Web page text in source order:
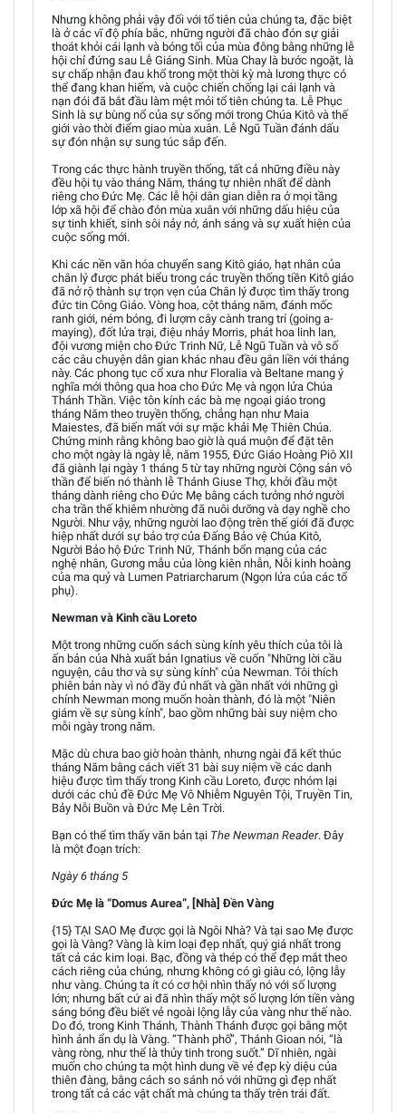
Nhưng không phải vậy đối với tổ tiên của chúng ta, đặc biệt
là ở các vĩ độ phía bắc, những người đã chào đón sự giải
thoát khỏi cái lạnh và bóng tối của mùa đông bằng những lễ
hội chỉ đứng sau Lễ Giáng Sinh. Mùa Chay là bước ngoặt, là
sự chấp nhận đau khổ trong một thời kỳ mà lương thực có
thể đang khan hiếm, và cuộc chiến chống lại cái lạnh và
nạn đói đã bắt đầu làm mệt mỏi tổ tiên chúng ta. Lễ Phục
Sinh là sự bùng nổ của sự sống mới trong Chúa Kitô và thế
giới vào thời điểm giao mùa xuân. Lễ Ngũ Tuần đánh dấu
sự đón nhận sự sung túc sắp đến.
Trong các thực hành truyền thống, tất cả những điều này
đều hội tụ vào tháng Năm, tháng tự nhiên nhất để dành
riêng cho Đức Mẹ. Các lễ hội dân gian diễn ra ở mọi tầng
lớp xã hội để chào đón mùa xuân với những dấu hiệu của
sự tinh khiết, sinh sôi nảy nở, ánh sáng và sự xuất hiện của
cuộc sống mới.
Khi các nền văn hóa chuyển sang Kitô giáo, hạt nhân của
chân lý được phát biểu trong các truyền thống tiền Kitô giáo
đã nở rộ thành sự trọn vẹn của Chân lý được tìm thấy trong
đức tin Công Giáo. Vòng hoa, cột tháng năm, đánh mốc
ranh giới, ném bóng, đi lượm cây cành trang trí (going a-
maying), đốt lửa trại, điệu nhảy Morris, phát hoa linh lan,
đội vương miện cho Đức Trinh Nữ, Lễ Ngũ Tuần và vô số
các câu chuyện dân gian khác nhau đều gắn liền với tháng
này. Các phong tục cổ xưa như Floralia và Beltane mang ý
nghĩa mới thông qua hoa cho Đức Mẹ và ngọn lửa Chúa
Thánh Thần. Việc tôn kính các bà mẹ ngoại giáo trong
tháng Năm theo truyền thống, chẳng hạn như Maia
Maiestes, đã biến mất với sự mặc khải Mẹ Thiên Chúa.
Chứng minh rằng không bao giờ là quá muộn để đặt tên
cho một ngày là ngày lễ, năm 1955, Đức Giáo Hoàng Piô XII
đã giành lại ngày 1 tháng 5 từ tay những người Cộng sản vô
thần để biến nó thành lễ Thánh Giuse Thợ, khởi đầu một
tháng dành riêng cho Đức Mẹ bằng cách tưởng nhớ người
cha trần thế khiêm nhường đã nuôi dưỡng và dạy nghề cho
Người. Như vậy, những người lao động trên thế giới đã được
hiệp nhất dưới sự bảo trợ của Đấng Bảo vệ Chúa Kitô,
Người Bảo hộ Đức Trinh Nữ, Thánh bổn mạng của các
nghệ nhân, Gương mẫu của lòng kiên nhẫn, Nỗi kinh hoàng
của ma quỷ và Lumen Patriarcharum (Ngọn lửa của các tổ
phụ).
Newman và Kinh cầu Loreto
Một trong những cuốn sách sùng kính yêu thích của tôi là
ấn bản của Nhà xuất bản Ignatius về cuốn "Những lời cầu
nguyện, câu thơ và sự sùng kính" của Newman. Tôi thích
phiên bản này vì nó đầy đủ nhất và gần nhất với những gì
chính Newman mong muốn hoàn thành, đó là một "Niên
giám về sự sùng kính", bao gồm những bài suy niệm cho
mỗi ngày trong năm.
Mặc dù chưa bao giờ hoàn thành, nhưng ngài đã kết thúc
tháng Năm bằng cách viết 31 bài suy niệm về các danh
hiệu được tìm thấy trong Kinh cầu Loreto, được nhóm lại
dưới các chủ đề Đức Mẹ Vô Nhiễm Nguyên Tội, Truyền Tin,
Bảy Nỗi Buồn và Đức Mẹ Lên Trời.
Bạn có thể tìm thấy văn bản tại The Newman Reader. Đây
là một đoạn trích:
Ngày 6 tháng 5
Đức Mẹ là “Domus Aurea”, [Nhà] Đền Vàng
{15} TẠI SAO Mẹ được gọi là Ngôi Nhà? Và tại sao Mẹ được
gọi là Vàng? Vàng là kim loại đẹp nhất, quý giá nhất trong
tất cả các kim loại. Bạc, đồng và thép có thể đẹp mắt theo
cách riêng của chúng, nhưng không có gì giàu có, lộng lẫy
như vàng. Chúng ta ít có cơ hội nhìn thấy nó với số lượng
lớn; nhưng bất cứ ai đã nhìn thấy một số lượng lớn tiền vàng
sáng bóng đều biết vẻ ngoài lộng lẫy của vàng như thế nào.
Do đó, trong Kinh Thánh, Thành Thánh được gọi bằng một
hình ảnh ẩn dụ là Vàng. “Thành phố”, Thánh Gioan nói, “là
vàng ròng, như thể là thủy tinh trong suốt.” Dĩ nhiên, ngài
muốn cho chúng ta một hình dung về vẻ đẹp kỳ diệu của
thiên đàng, bằng cách so sánh nó với những gì đẹp nhất
trong tất cả các vật chất mà chúng ta thấy trên trái đất.